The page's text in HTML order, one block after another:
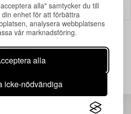
alla" samtycker du till
enhet för att förbättra
analysera webbplatsens
vår marknadsföring.
alla
icke-nödvändiga
Filter
ingen träff just nu.